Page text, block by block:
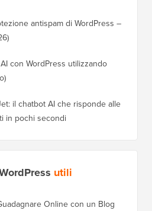
antispam di WordPress –
con WordPress utilizzando
il chatbot AI che risponde alle
in pochi secondi
utili
Online con un Blog